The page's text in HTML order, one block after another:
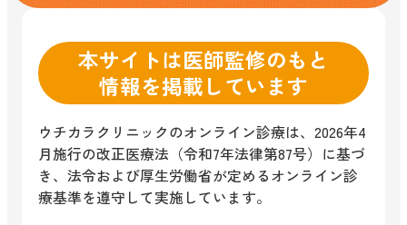
本サイトは医師監修のもと
情報を掲載しています
ウチカラクリニックのオンライン診療は、2026年4
月施行の改正医療法（令和7年法律第87号）に基づ
き、法令および厚生労働省が定めるオンライン診
療基準を遵守して実施しています。